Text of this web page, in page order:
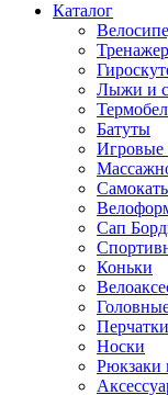
Каталог
Лыжи и
Батуты
Игровые
Сап
Коньки
Перчатки
Носки
Рюкзаки